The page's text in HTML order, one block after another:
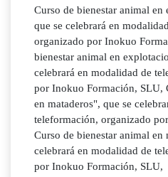
Curso de bienestar animal en
que se celebrará en
organizado por Inokuo
bienestar animal en
celebrará en modalidad de
por Inokuo Formación, SLU,
en mataderos", que se
teleformación, organizado
Curso de bienestar animal en
celebrará en modalidad de
por Inokuo Formación, SLU,